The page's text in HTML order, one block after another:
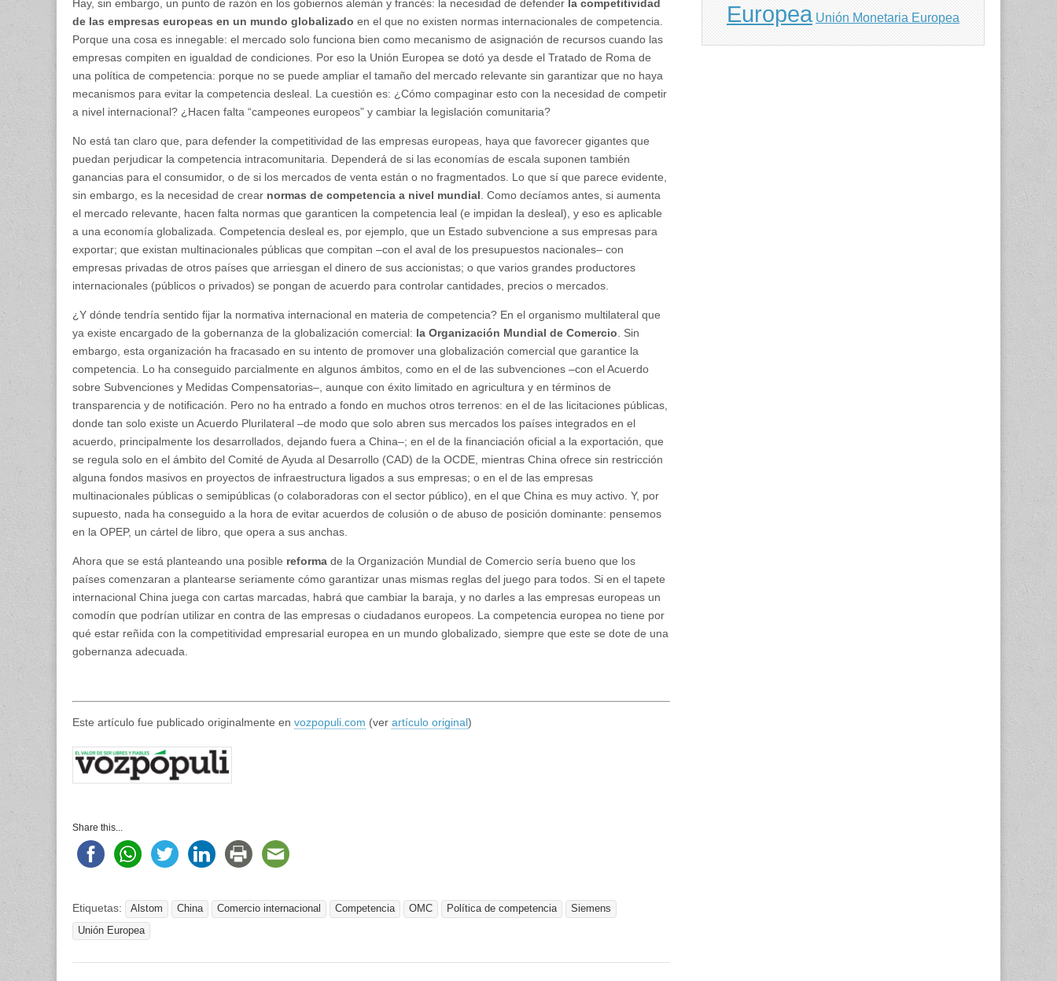
Hay, sin embargo, un punto de razón en los gobiernos alemán y francés: la necesidad de defender la competitividad
de las empresas europeas en un mundo globalizado en el que no existen normas internacionales de competencia.
Porque una cosa es innegable: el mercado solo funciona bien como mecanismo de asignación de recursos cuando las
empresas compiten en igualdad de condiciones. Por eso la Unión Europea se dotó ya desde el Tratado de Roma de
una política de competencia: porque no se puede ampliar el tamaño del mercado relevante sin garantizar que no haya
mecanismos para evitar la competencia desleal. La cuestión es: ¿Cómo compaginar esto con la necesidad de competir
a nivel internacional? ¿Hacen falta “campeones europeos” y cambiar la legislación comunitaria?
No está tan claro que, para defender la competitividad de las empresas europeas, haya que favorecer gigantes que
puedan perjudicar la competencia intracomunitaria. Dependerá de si las economías de escala suponen también
ganancias para el consumidor, o de si los mercados de venta están o no fragmentados. Lo que sí que parece evidente,
sin embargo, es la necesidad de crear normas de competencia a nivel mundial . Como decíamos antes, si aumenta
el mercado relevante, hacen falta normas que garanticen la competencia leal (e impidan la desleal), y eso es aplicable
a una economía globalizada. Competencia desleal es, por ejemplo, que un Estado subvencione a sus empresas para
exportar; que existan multinacionales públicas que compitan –con el aval de los presupuestos nacionales– con
empresas privadas de otros países que arriesgan el dinero de sus accionistas; o que varios grandes productores
internacionales (públicos o privados) se pongan de acuerdo para controlar cantidades, precios o mercados.
¿Y dónde tendría sentido fijar la normativa internacional en materia de competencia? En el organismo multilateral que
ya existe encargado de la gobernanza de la globalización comercial: la Organización Mundial de Comercio . Sin
embargo, esta organización ha fracasado en su intento de promover una globalización comercial que garantice la
competencia. Lo ha conseguido parcialmente en algunos ámbitos, como en el de las subvenciones –con el Acuerdo
sobre Subvenciones y Medidas Compensatorias–, aunque con éxito limitado en agricultura y en términos de
transparencia y de notificación. Pero no ha entrado a fondo en muchos otros terrenos: en el de las licitaciones públicas,
donde tan solo existe un Acuerdo Plurilateral –de modo que solo abren sus mercados los países integrados en el
acuerdo, principalmente los desarrollados, dejando fuera a China–; en el de la financiación oficial a la exportación, que
se regula solo en el ámbito del Comité de Ayuda al Desarrollo (CAD) de la OCDE, mientras China ofrece sin restricción
alguna fondos masivos en proyectos de infraestructura ligados a sus empresas; o en el de las empresas
multinacionales públicas o semipúblicas (o colaboradoras con el sector público), en el que China es muy activo. Y, por
supuesto, nada ha conseguido a la hora de evitar acuerdos de colusión o de abuso de posición dominante: pensemos
en la OPEP, un cártel de libro, que opera a sus anchas.
Ahora que se está planteando una posible reforma de la Organización Mundial de Comercio sería bueno que los
países comenzaran a plantearse seriamente cómo garantizar unas mismas reglas del juego para todos. Si en el tapete
internacional China juega con cartas marcadas, habrá que cambiar la baraja, y no darles a las empresas europeas un
comodín que podrían utilizar en contra de las empresas o ciudadanos europeos. La competencia europea no tiene por
qué estar reñida con la competitividad empresarial europea en un mundo globalizado, siempre que este se dote de una
gobernanza adecuada.
Este artículo fue publicado originalmente en vozpopuli.com (ver artículo original)
Share this...
Etiquetas: Alstom China Comercio internacional Competencia OMC Política de competencia
Siemens
Unión Europea
Europea Unión Monetaria Europea